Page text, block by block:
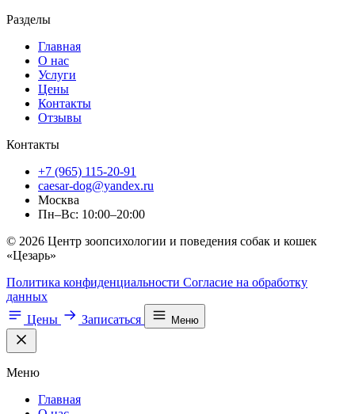
Разделы
Главная
О нас
Услуги
Цены
Контакты
Отзывы
Контакты
+7 (965) 115-20-91
caesar-dog@yandex.ru
Москва
Пн–Вс: 10:00–20:00
© 2026 Центр зоопсихологии и поведения собак и кошек
«Цезарь»
Политика конфиденциальности Согласие на обработку
данных
Цены
Записаться Меню
Меню
Главная